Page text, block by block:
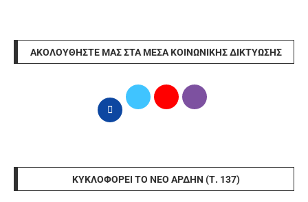
ΑΚΟΛΟΥΘΉΣΤΕ ΜΑΣ ΣΤΑ ΜΈΣΑ ΚΟΙΝΩΝΙΚΉΣ ΔΙΚΤΎΩΣΗΣ
ΚΥΚΛΟΦΟΡΕΊ ΤΟ ΝΈΟ ΆΡΔΗΝ (Τ. 137)